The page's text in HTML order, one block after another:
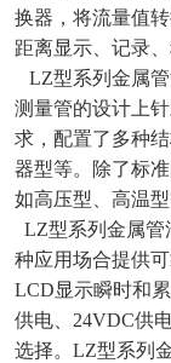
换器，将流量值
距离显示、记录
LZ型系列金属
测量管的设计上
求，配置了多种
器型等。除了标
如高压型、高温
LZ型系列金属管
种应用场合提供
LCD显示瞬时和
供电、24VDC供
选择。LZ型系列